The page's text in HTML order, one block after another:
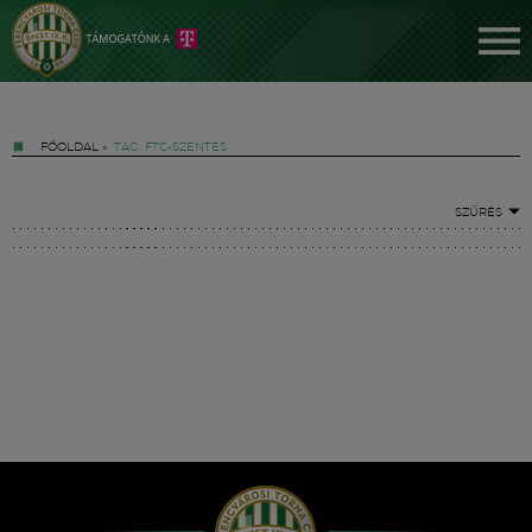
FŐOLDAL » TAG: FTC-SZENTES
SZŰRÉS
Hírek